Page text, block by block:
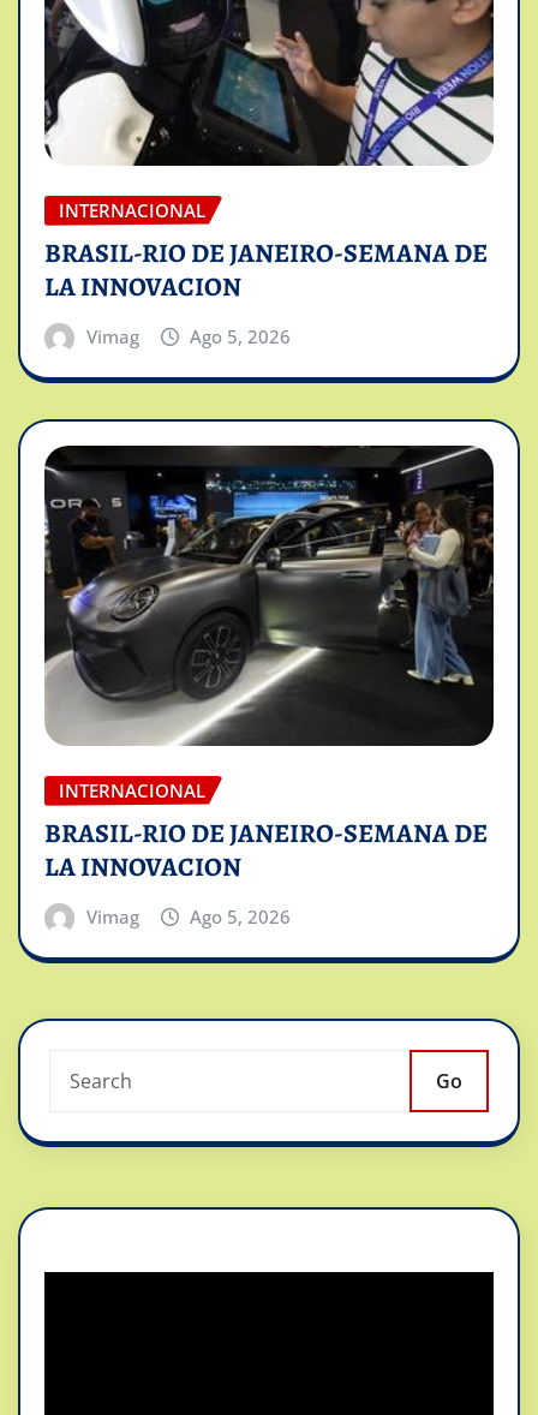
INTERNACIONAL
BRASIL-RIO DE JANEIRO-SEMANA DE
LA INNOVACION
Vimag Ago 5, 2026
INTERNACIONAL
BRASIL-RIO DE JANEIRO-SEMANA DE
LA INNOVACION
Vimag Ago 5, 2026
Go